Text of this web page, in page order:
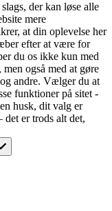
der kan løse alle
mere
at din oplevelse her
efter at være for
du os ikke kun med
også med at gøre
andre. Vælger du at
funktioner på sitet -
husk, dit valg er
er trods alt det,